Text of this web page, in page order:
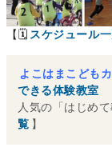
【🗓 スケジュール
よこはまこども
できる体験教室
人気の「はじめ
覧 】